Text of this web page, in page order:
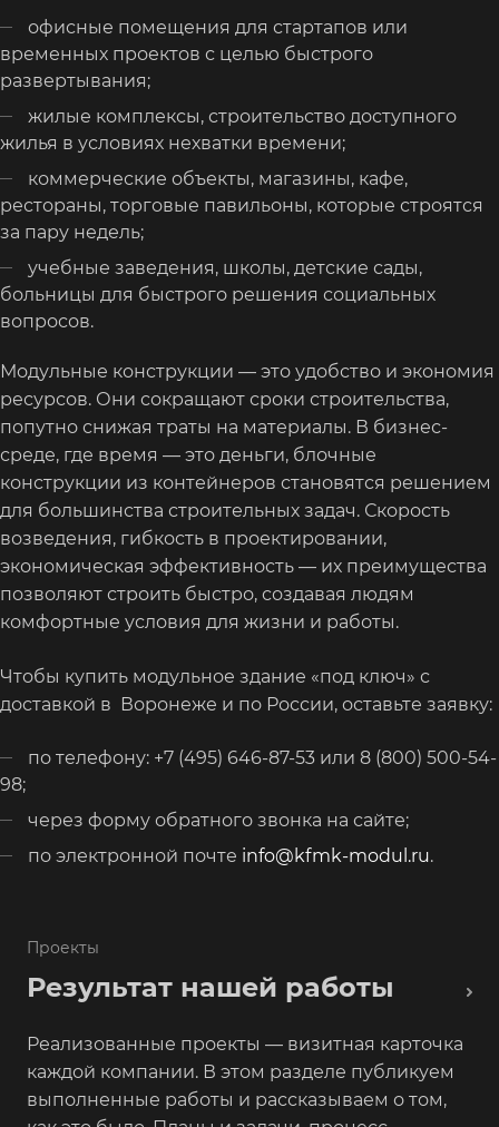
офисные помещения для стартапов или
временных проектов с целью быстрого
развертывания;
жилые комплексы, строительство доступного
жилья в условиях нехватки времени;
коммерческие объекты, магазины, кафе,
рестораны, торговые павильоны, которые строятся
за пару недель;
учебные заведения, школы, детские сады,
больницы для быстрого решения социальных
вопросов.
Модульные конструкции — это удобство и экономия
ресурсов. Они сокращают сроки строительства,
попутно снижая траты на материалы. В бизнес-
среде, где время — это деньги, блочные
конструкции из контейнеров становятся решением
для большинства строительных задач. Скорость
возведения, гибкость в проектировании,
экономическая эффективность — их преимущества
позволяют строить быстро, создавая людям
комфортные условия для жизни и работы.
Чтобы купить модульное здание «под ключ» с
доставкой в Воронеже и по России, оставьте заявку:
по телефону: +7 (495) 646-87-53 или 8 (800) 500-54-
98;
через форму обратного звонка на сайте;
по электронной почте info@kfmk-modul.ru.
Проекты
Результат нашей работы
Реализованные проекты — визитная карточка
каждой компании. В этом разделе публикуем
выполненные работы и рассказываем о том,